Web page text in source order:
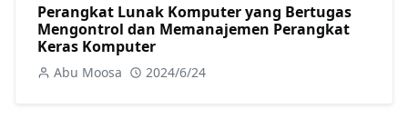
Perangkat Lunak Komputer yang Bertugas
Mengontrol dan Memanajemen Perangkat
Keras Komputer
Abu Moosa 2024/6/24